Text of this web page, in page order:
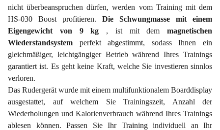
nicht überbeanspruchen dürfen, werden vom Training mit dem
HS-030 Boost profitieren. Die Schwungmasse mit einem
Eigengewicht von 9 kg , ist mit dem magnetischen
Wiederstandsystem perfekt abgestimmt, sodass Ihnen ein
gleichmäßiger, leichtgängiger Betrieb während Ihres Trainings
garantiert ist. Es geht keine Kraft, welche Sie investieren sinnlos
verloren.
Das Rudergerät wurde mit einem multifunktionalem Boarddisplay
ausgestattet, auf welchem Sie Trainingszeit, Anzahl der
Wiederholungen und Kalorienverbrauch während Ihres Trainings
ablesen können. Passen Sie Ihr Training individuell an Ihr